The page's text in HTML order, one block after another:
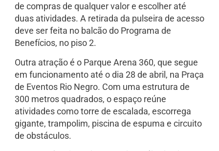
de compras de qualquer valor e escolher até
duas atividades. A retirada da pulseira de acesso
deve ser feita no balcão do Programa de
Benefícios, no piso 2.
Outra atração é o Parque Arena 360, que segue
em funcionamento até o dia 28 de abril, na Praça
de Eventos Rio Negro. Com uma estrutura de
300 metros quadrados, o espaço reúne
atividades como torre de escalada, escorrega
gigante, trampolim, piscina de espuma e circuito
de obstáculos.